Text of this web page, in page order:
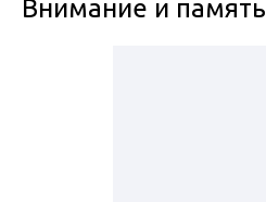
Внимание и память